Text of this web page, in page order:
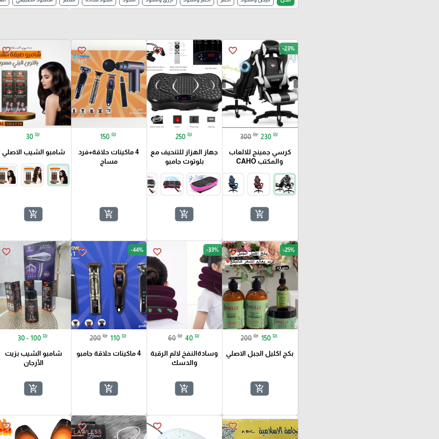
favorite_border -23%
300 ₪ 230 ₪
كرسي جمينج للالعاب
والمكتب CAHO
add_shopping_cart
favorite_border
250 ₪
جهاز الهزاز للتنحيف مع
بلوتوث جامبو
add_shopping_cart
favorite_border
150 ₪
4 ماكينات حلاقة+فرد
مساج
add_shopping_cart
favorite_border
30 ₪
شامبو الشيب الاصلي
add_shopping_cart
favorite_border -25%
200 ₪ 150 ₪
بكج اكليل الجبل الاصلي
add_shopping_cart
favorite_border -33%
60 ₪ 40 ₪
وسادةالنفخ لالم الرقبة
والدسك
add_shopping_cart
favorite_border -44%
200 ₪ 110 ₪
4 ماكينات حلاقة جامبو
add_shopping_cart
favorite_border
30 - 100 ₪
شامبو الشيب بزيت
الأرجان
add_shopping_cart
favorite_border
favorite_border
favorite_border
favorite_border